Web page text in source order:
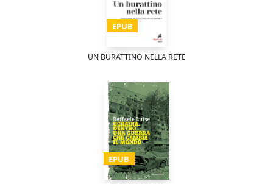
EPUB
UN BURATTINO NELLA RETE
EPUB